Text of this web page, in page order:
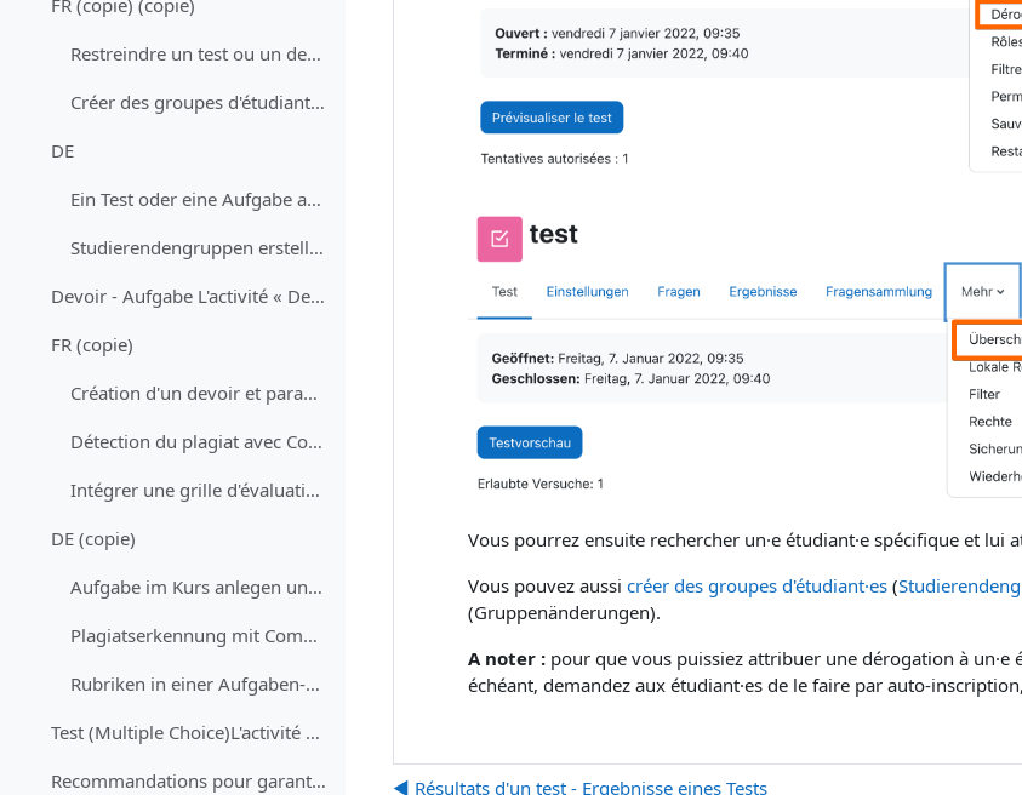
FR (copie) (copie)
Restreindre un test ou un devoir à un groupe d'étudiant·es
Créer des groupes d'étudiant·es
DE
Ein Test oder eine Aufgabe auf eine Gruppe von Studierenden beschränken
Studierendengruppen erstellen
Devoir - Aufgabe L'activité « Devoir&nb... (copie)
FR (copie)
Création d'un devoir et paramètres principaux
Détection du plagiat avec Compilatio
Intégrer une grille d'évaluation à un devoir
DE (copie)
Aufgabe im Kurs anlegen und konfigurieren
Plagiatserkennung mit Compilatio
Rubriken in einer Aufgaben-Aktivität aktivieren
Test (Multiple Choice)L'activité « Test » permet ...
Recommandations pour garantir la qualité d'un quiz
Vous pourrez ensuite rechercher un·e étudiant·e spécifique et
Vous pouvez aussi créer des groupes d'étudiant·es (
(Gruppenänderungen).
A noter : pour que vous puissiez attribuer une dérogation à un·e
échéant, demandez aux étudiant·es de le faire par auto-
◀︎ Résultats d'un test - Ergebnisse eines Tests